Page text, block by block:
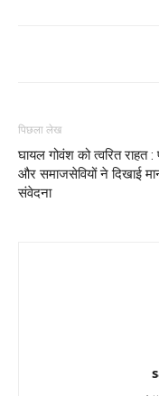
पिछला लेख
घायल गोवंश को त्वरित राहत
और समाजसेवियों ने दिखाई
संवेदना